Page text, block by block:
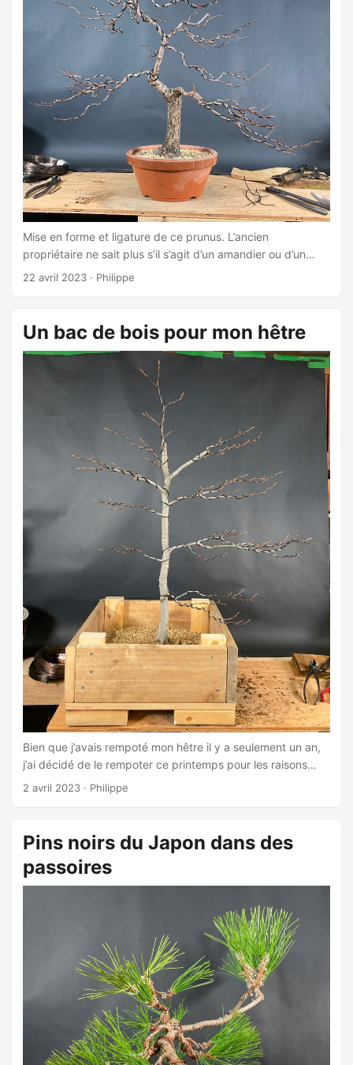
Mise en forme et ligature de ce prunus. L’ancien
propriétaire ne sait plus s’il s’agit d’un amandier ou d’un
mume. Il faudra attendre les fleurs. J’ai rempoté l’arbre car
22 avril 2023 · Philippe
Un bac de bois pour mon hêtre
Bien que j’avais rempoté mon hêtre il y a seulement un an,
j’ai décidé de le rempoter ce printemps pour les raisons
suivantes. ...
2 avril 2023 · Philippe
Pins noirs du Japon dans des
passoires